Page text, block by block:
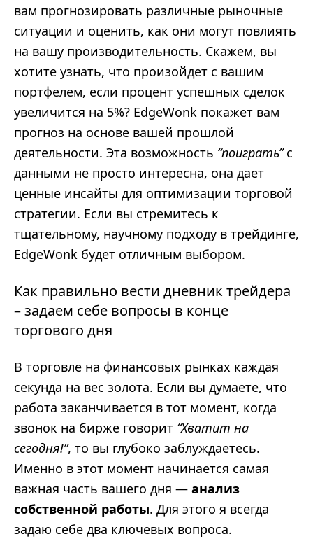
вам прогнозировать различные рыночные
ситуации и оценить, как они могут повлиять
на вашу производительность. Скажем, вы
хотите узнать, что произойдет с вашим
портфелем, если процент успешных сделок
увеличится на 5%? EdgeWonk покажет вам
прогноз на основе вашей прошлой
деятельности. Эта возможность “поиграть”с
данными не просто интересна, она дает
ценные инсайты для оптимизации торговой
стратегии. Если вы стремитесь к
тщательному, научному подходу в трейдинге,
EdgeWonk будет отличным выбором.
Как правильно вести дневник трейдера
– задаем себе вопросы в конце
торгового дня
В торговле на финансовых рынках каждая
секунда на вес золота. Если вы думаете, что
работа заканчивается в тот момент, когда
звонок на бирже говорит “Хватит на
сегодня!”, то вы глубоко заблуждаетесь.
Именно в этот момент начинается самая
важная часть вашего дня — анализ
собственной работы. Для этого я всегда
задаю себе два ключевых вопроса.